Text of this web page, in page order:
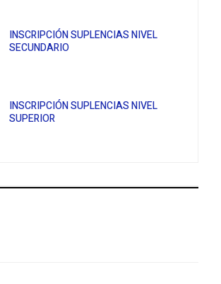
INSCRIPCIÓN SUPLENCIAS NIVEL
SECUNDARIO
INSCRIPCIÓN SUPLENCIAS NIVEL
SUPERIOR